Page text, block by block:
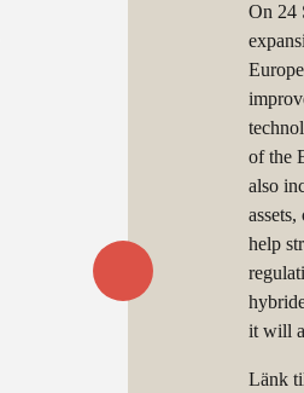
On 24
of the
also
help
it will
Länk